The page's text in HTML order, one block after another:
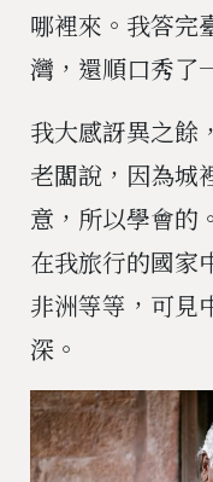
哪裡來。我答完
灣，還順口秀了
我大感訝異之餘
老闆說，因為城
意，所以學會的
在我旅行的國家
非洲等等，可見
深。